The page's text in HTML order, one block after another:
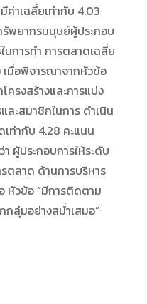
ค่าเฉลี่ยเท่ากับ 4.03
รัพยากรมนุษย์ผู้ประกอบ
การทำ การตลาดเฉลี่ย
เมื่อพิจารณาจากหัวข้อ
รงสร้างและการแบ่ง
ะสมาชิกในการ ดำเนิน
ท่ากับ 4.28 คะแนน
ผู้ประกอบการให้ระดับ
ตลาด ด้านการบริหาร
หัวข้อ “มีการติดตาม
กลุ่มอย่างสม่ำเสมอ”